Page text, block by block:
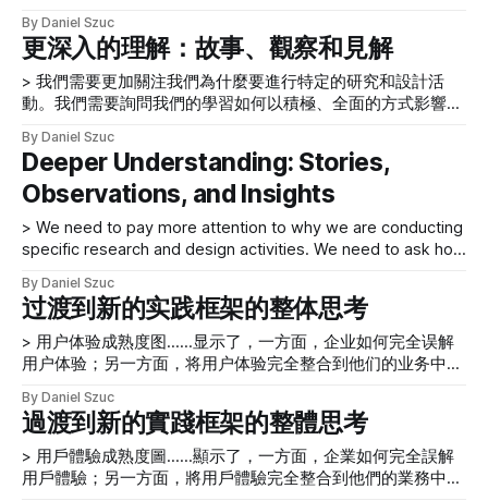
那里您进行了用户访谈并得到了一些答案，但不知道为什么
要问特定问题、答案意味着什么，或者它们与业务的真正关系
如何？你有没有觉得你在核对问题，但没有获得任何真正的价
值？ 我们有。很多时候，很遗憾。 作为UX 专业人士，我们需
要询问我们的学习如何以积极、全面的
[https://www.uxmatters.com/mt/archives/2013/11/holistic-
thinking-on-transitioning-to-a-new-practice-
framework.php] 方式影响我们正在工作的人员和业务。我们
需要知道我们的研究活动如何与更大的用户研究计划相结合，
以及它们如何适应产品和业务路线图。 最近的项目 > 我们需
域的观察和见解的故事，使我们能够更深入地了解我们为其设
计的用户。 在最近的一个项目中，
By Daniel Szuc
更深入的理解：故事、觀察和見解
> 我們需要更加關注我們為什麼要進行特定的研究和設計活
動。我們需要詢問我們的學習如何以積極、全面的方式影響我
那裡您進行了用戶訪談並得到了一些答案，但不知道為什麼
要問特定問題、答案意味著什麼，或者它們與業務的真正關係
如何？你有沒有覺得你在核對問題，但沒有獲得任何真正的價
需要更加關注我們為什麼要進行特定的研究和設計活動。我們
需要詢問我們的學習如何以積極、全面的
[https://www.uxmatters.com/mt/archives/2013/11/holistic-
thinking-on-transitioning-to-a-new-practice-
framework.php] 方式影響我們正在工作的人員和業務。我們
需要知道我們的研究活動如何與更大的用戶研究計劃相結合，
以及它們如何適應產品和業務路線圖。 最近的項目 > 我們需
域的觀察和見解的故事，使我們能夠更深入地了解我們為其設
計的用戶。 在最近的一個項目中
By Daniel Szuc
Deeper Understanding: Stories,
Observations, and Insights
> We need to pay more attention to why we are conducting
specific research and design activities. We need to ask how
we’re working, in positive, holistic ways. Have you ever
been on a project where you conducted user
By Daniel Szuc
过渡到新的实践框架的整体思考
> 用户体验成熟度图……显示了，一方面，企业如何完全误解
用户体验；另一方面，将用户体验完全整合到他们的业务中；
国举行的UX 会议，会议开始时展示了一些UX 成熟度图，显示
了企业如何完全误解用户体验；另一方面，将用户体验完全整
合到他们的业务中；以及介于两者之间的其他一切。这些图表
很有用，但似乎缺乏相互关联的元素或维度，使我们能够全面
By Daniel Szuc
過渡到新的實踐框架的整體思考
> 用戶體驗成熟度圖……顯示了，一方面，企業如何完全誤解
用戶體驗；另一方面，將用戶體驗完全整合到他們的業務中；